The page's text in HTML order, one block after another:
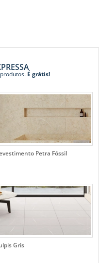
É grátis!
Petra Fóssil
Gris